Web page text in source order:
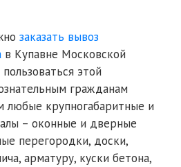
заказать вывоз
в Купавне Московской
этой
гражданам
любые крупногабаритные и
– оконные и дверные
перегородки, доски,
арматуру, куски бетона,